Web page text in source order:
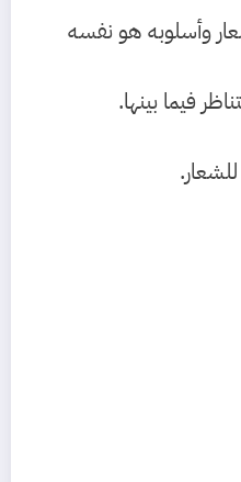
وأسلوبه هو نفسه
فيما بينها.